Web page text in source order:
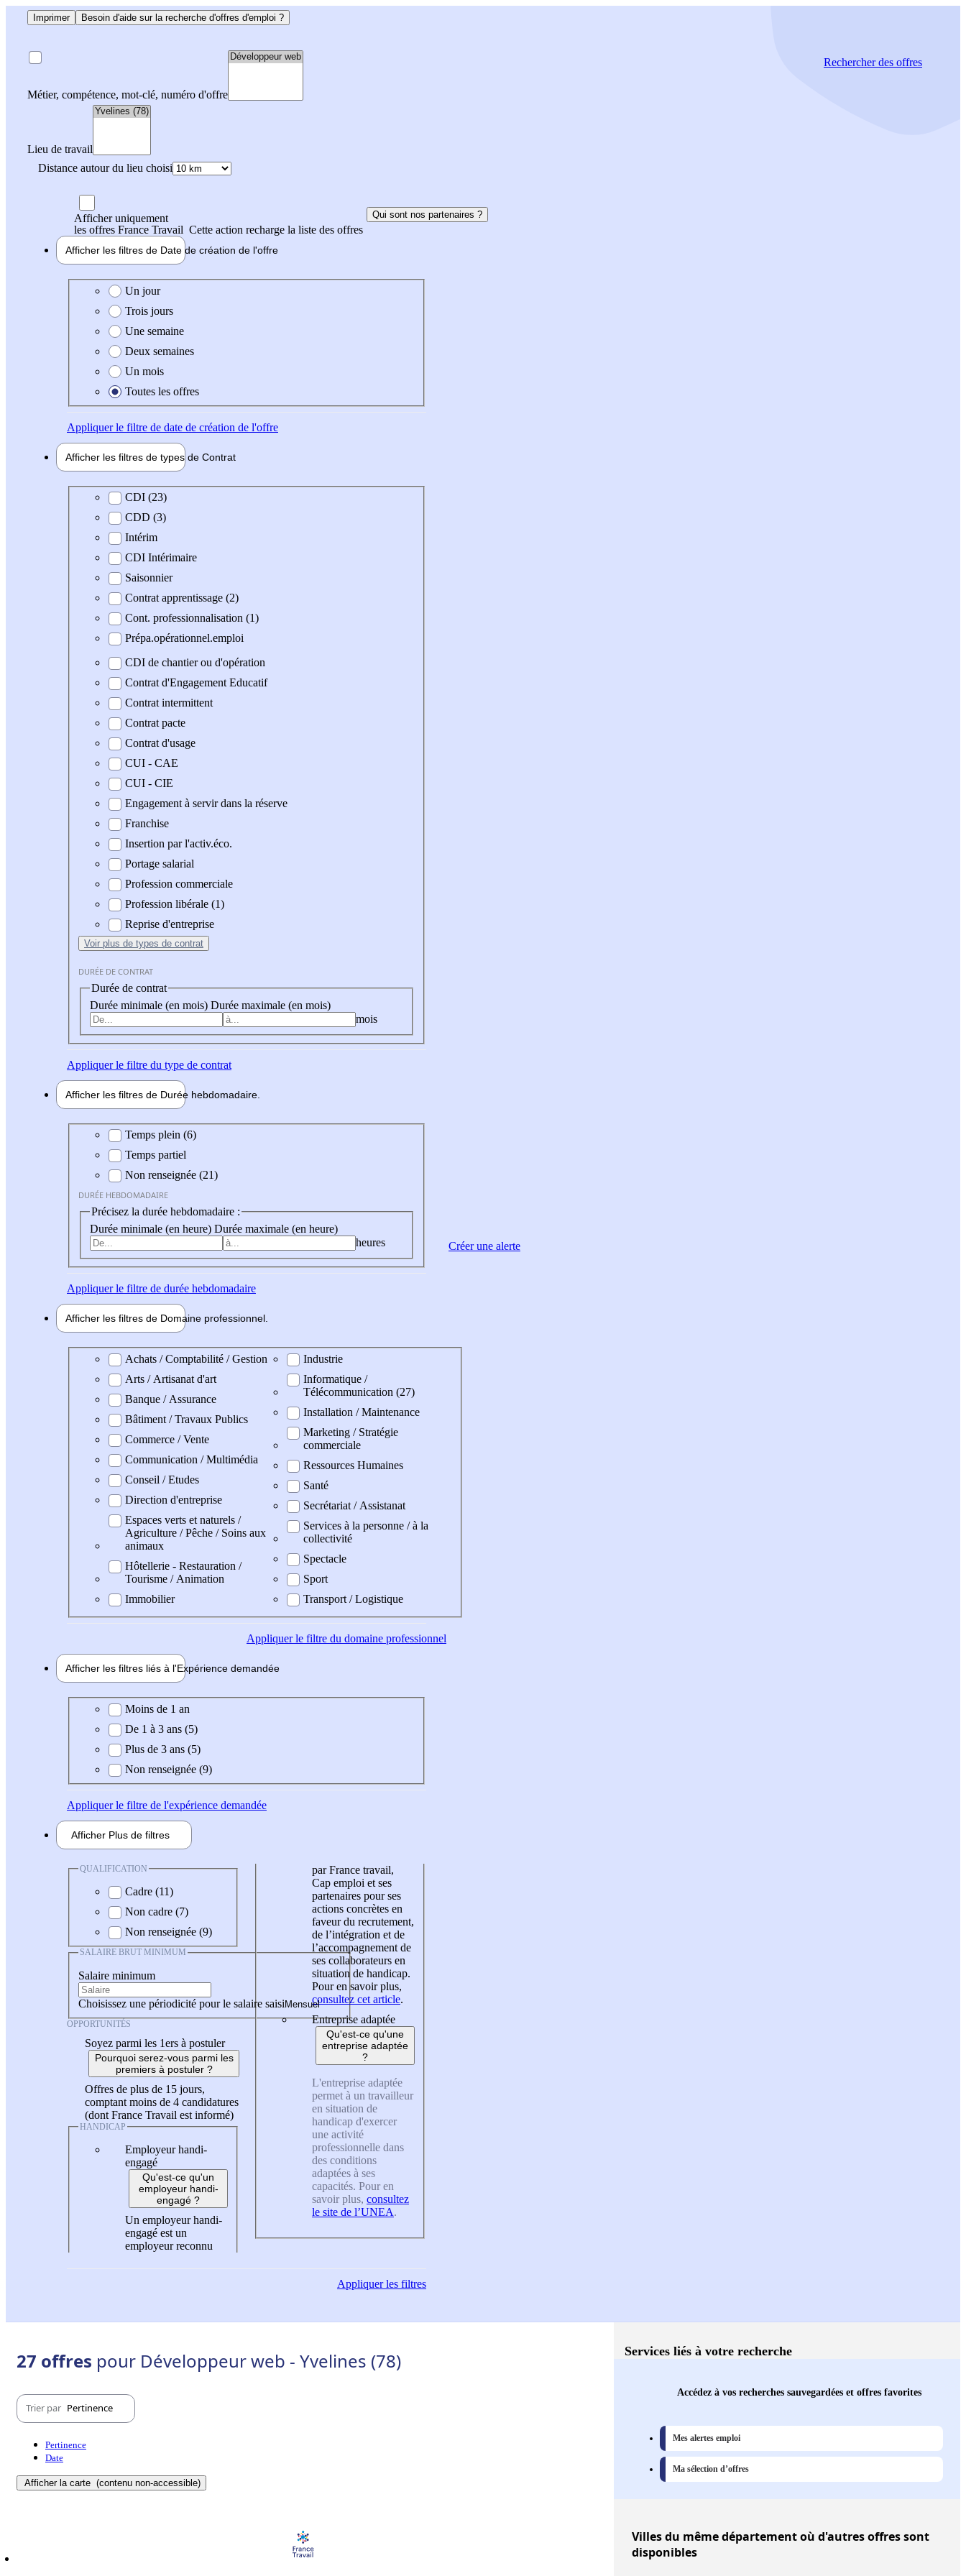
Imprimer Besoin d'aide sur la recherche d'offres d'emploi ?
Métier, compétence, mot-clé, numéro d'offre
Lieu de travail
Distance autour du lieu choisi
Rechercherdes offres
Afficher uniquement
les offres France Travail Cette action recharge la liste des offres
Qui sont nos partenaires ?
Afficher les filtres de Date de création de l'offre
Date de création de l'offre
Un jour
Trois jours
Une semaine
Deux semaines
Un mois
Toutes les offres
Appliquerle filtre de date de création de l'offre
Afficher les filtres de types de Contrat
Type de contratCDI (23)
CDD (3)
Intérim
CDI Intérimaire
Saisonnier
Contrat apprentissage (2)
Cont. professionnalisation (1)
Prépa.opérationnel.emploi
CDI de chantier ou d'opération
Contrat d'Engagement Educatif
Contrat intermittent
Contrat pacte
Contrat d'usage
CUI - CAE
CUI - CIE
Engagement à servir dans la réserve
Franchise
Insertion par l'activ.éco.
Portage salarial
Profession commerciale
Profession libérale (1)
Reprise d'entreprise
Voir plus de types de contrat
DURÉE DE CONTRAT
Durée de contrat
Durée minimale (en mois) Durée maximale (en mois)
mois
Appliquerle filtre du type de contrat
Afficher les filtres de Durée hebdomadaire
Durée hebdomadaire
Temps plein (6)
Temps partiel
Non renseignée (21)
DURÉE HEBDOMADAIRE
Précisez la durée hebdomadaire :
Durée minimale (en heure) Durée maximale (en heure)
heures
Appliquerle filtre de durée hebdomadaire
Afficher les filtres de Domaine professionnel
Domaine professionel
Achats / Comptabilité / Gestion
Arts / Artisanat d'art
Banque / Assurance
Bâtiment / Travaux Publics
Commerce / Vente
Communication / Multimédia
Conseil / Etudes
Direction d'entreprise
Espaces verts et naturels /
Agriculture / Pêche / Soins aux
animaux
Hôtellerie - Restauration /
Tourisme / Animation
Immobilier
Industrie
Informatique /
Télécommunication (27)
Installation / Maintenance
Marketing / Stratégie
commerciale
Ressources Humaines
Santé
Secrétariat / Assistanat
Services à la personne / à la
collectivité
Spectacle
Sport
Transport / Logistique
Appliquerle filtre du domaine professionnel
Afficher les filtres liés à l'Expérience demandée
Expérience demandée
Moins de 1 an
De 1 à 3 ans (5)
Plus de 3 ans (5)
Non renseignée (9)
Appliquerle filtre de l'expérience demandée
Afficher Plus de filtres
QUALIFICATION
Cadre (11)
Non cadre (7)
Non renseignée (9)
SALAIRE BRUT MINIMUM
Salaire minimum
Choisissez une périodicité pour le salaire saisi
OPPORTUNITÉS
Soyez parmi les 1ers à postuler
Pourquoi serez-vous parmi les
premiers à postuler ?
Offres de plus de 15 jours,
comptant moins de 4 candidatures
(dont France Travail est informé)
HANDICAP
Employeur handi-
engagé
Qu'est-ce qu'un
employeur handi-
engagé ?
Un employeur handi-
engagé est un
employeur reconnu
par France travail,
Cap emploi et ses
partenaires pour ses
actions concrètes en
faveur du recrutement,
de l’intégration et de
l’accompagnement de
ses collaborateurs en
situation de handicap.
Pour en savoir plus,
consultez cet article.
Entreprise adaptée
Qu'est-ce qu'une
entreprise adaptée
?
L'entreprise adaptée
permet à un travailleur
en situation de
handicap d'exercer
une activité
professionnelle dans
des conditions
adaptées à ses
capacités. Pour en
savoir plus, consultez
le site de l’UNEA.
Appliquerles filtres
Créer une alerte
27 offres pour Développeur web - Yvelines (78)
Trier par Pertinence
Pertinence
Date
Afficher la carte (contenu non-accessible)
Services liés à votre recherche
Accédez à vos recherches sauvegardées et offres favorites
Mes alertes emploi
Ma sélection d’offres
Villesdu même département où d'autres offres sont
disponibles